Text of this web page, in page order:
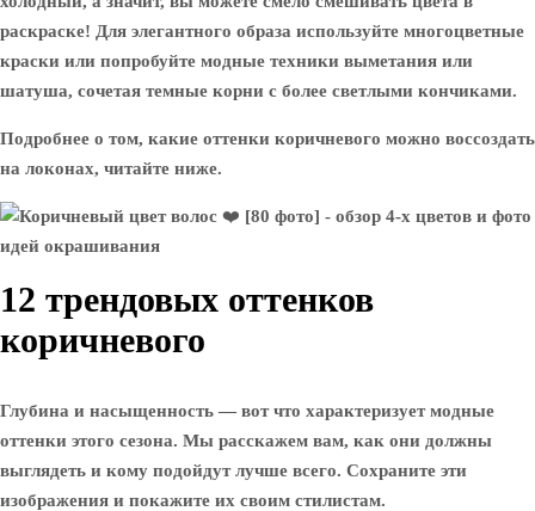
раскраске! Для элегантного образа используйте многоцветные
краски или попробуйте модные техники выметания или
шатуша, сочетая темные корни с более светлыми кончиками.
Подробнее о том, какие оттенки коричневого можно воссоздать
на локонах, читайте ниже.
12 трендовых оттенков
коричневого
Глубина и насыщенность — вот что характеризует модные
оттенки этого сезона. Мы расскажем вам, как они должны
выглядеть и кому подойдут лучше всего. Сохраните эти
изображения и покажите их своим стилистам.